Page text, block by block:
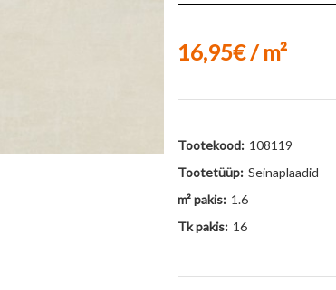
16,95€ / m²
Tootekood: 108119
Tootetüüp: Seinaplaadid
m² pakis: 1.6
Tk pakis: 16